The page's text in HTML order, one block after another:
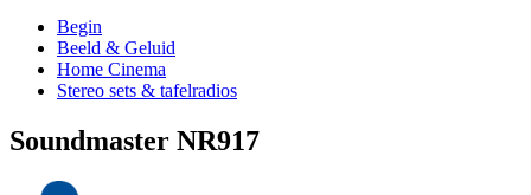
Begin
Beeld & Geluid
Home Cinema
Stereo sets & tafelradios
Soundmaster NR917